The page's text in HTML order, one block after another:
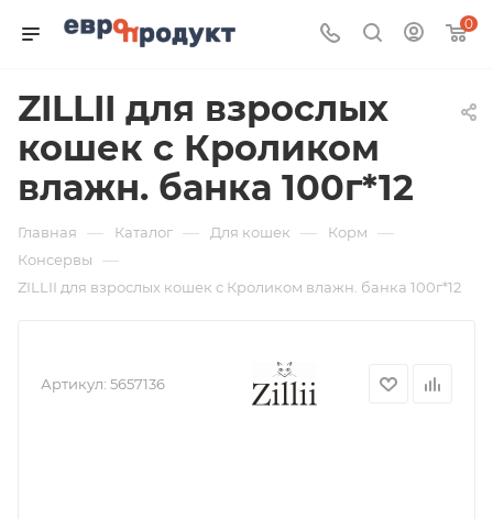
0
ZILLII для взрослых
кошек с Кроликом
влажн. банка 100г*12
Главная — Каталог — Для кошек — Корм —
Консервы —
ZILLII для взрослых кошек с Кроликом влажн. банка 100г*12
Артикул: 5657136